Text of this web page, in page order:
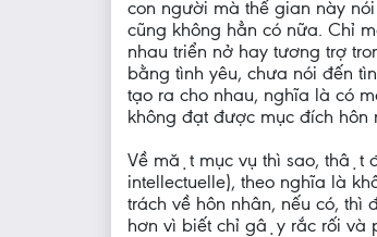
con người mà thế gian này
cũng không hẳn có nữa. Chỉ
nhau triển nở hay tương trợ
bằng tình yêu, chưa nói đến
tạo ra cho nhau, nghĩa là có
không đạt được mục đích hôn
Về mặt mục vụ thì sao, thật
intellectuelle), theo nghĩa là
trách về hôn nhân, nếu có,
hơn vì biết chỉ gậy rắc rối và